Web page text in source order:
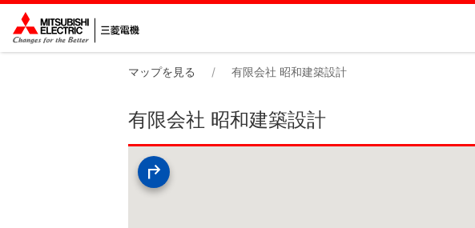
マップを見る 有限会社 昭和建築設計
有限会社 昭和建築設計